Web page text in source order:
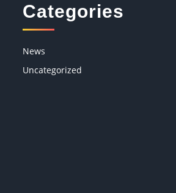
Categories
News
Uncategorized